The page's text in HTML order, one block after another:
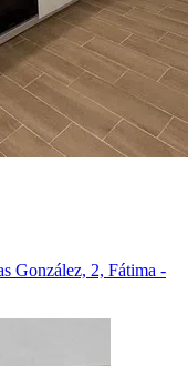
González, 2, Fátima -